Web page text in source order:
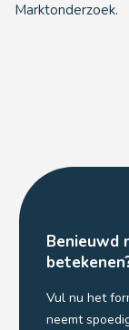
Marktonderzoek.
Benieuwd
Vul nu het
neemt